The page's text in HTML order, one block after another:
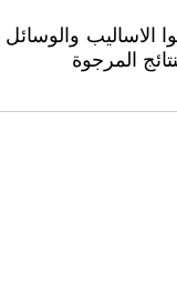
الاساليب
المرجوة